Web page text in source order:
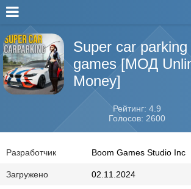
Super car
games [МОД
Money]
Рейтинг: 4.9
Голосов: 2600
Разработчик Boom Games Studio Inc
Загружено 02.11.2024